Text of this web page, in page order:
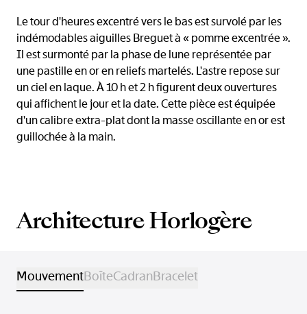
Le tour d'heures excentré vers le bas est survolé par les
indémodables aiguilles Breguet à « pomme excentrée ».
Il est surmonté par la phase de lune représentée par
une pastille en or en reliefs martelés. L'astre repose sur
un ciel en laque. À 10 h et 2 h figurent deux ouvertures
qui affichent le jour et la date. Cette pièce est équipée
d'un calibre extra-plat dont la masse oscillante en or est
guillochée à la main.
Architecture Horlogère
MouvementBoîteCadranBracelet